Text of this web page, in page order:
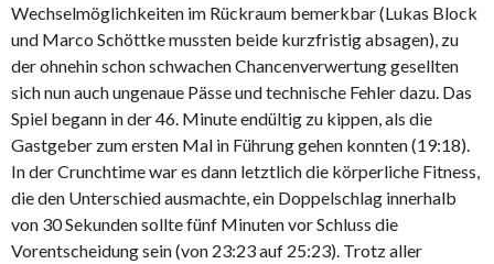
Wechselmöglichkeiten im Rückraum bemerkbar (Lukas Block
und Marco Schöttke mussten beide kurzfristig absagen), zu
der ohnehin schon schwachen Chancenverwertung gesellten
sich nun auch ungenaue Pässe und technische Fehler dazu. Das
Spiel begann in der 46. Minute endültig zu kippen, als die
Gastgeber zum ersten Mal in Führung gehen konnten (19:18).
In der Crunchtime war es dann letztlich die körperliche Fitness,
die den Unterschied ausmachte, ein Doppelschlag innerhalb
von 30 Sekunden sollte fünf Minuten vor Schluss die
Vorentscheidung sein (von 23:23 auf 25:23). Trotz aller